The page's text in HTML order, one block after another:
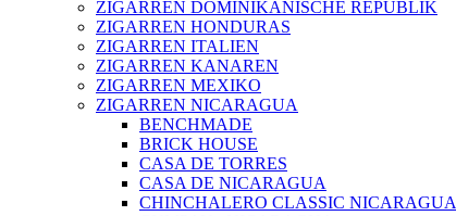
ZIGARREN DOMINIKANISCHE REPUBLIK
ZIGARREN HONDURAS
ZIGARREN ITALIEN
ZIGARREN KANAREN
ZIGARREN MEXIKO
ZIGARREN NICARAGUA
BENCHMADE
BRICK HOUSE
CASA DE TORRES
CASA DE NICARAGUA
CHINCHALERO CLASSIC NICARAGUA